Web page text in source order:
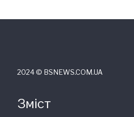
2024 © ВSNEWS.COM.UA
Зміст